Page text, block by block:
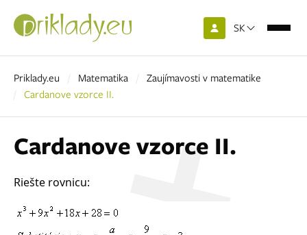
SK
Priklady.eu Matematika
Zaujímavosti v matematike
Cardanove vzorce II.
Cardanove vzorce II.
Riešte rovnicu: